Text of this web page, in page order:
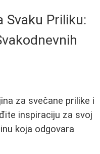
Svaku Priliku:
za svečane prilike i
inspiraciju za svoj
koja odgovara